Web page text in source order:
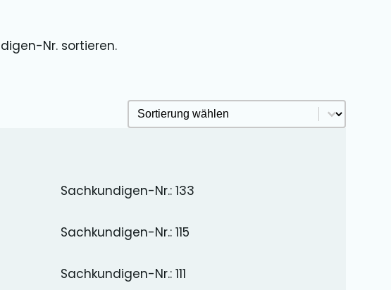
Nr. sortieren.
Sachkundige Sortieren Archive
Sort content
Sachkundigen-Nr.: 133
Sachkundigen-Nr.: 115
Sachkundigen-Nr.: 111